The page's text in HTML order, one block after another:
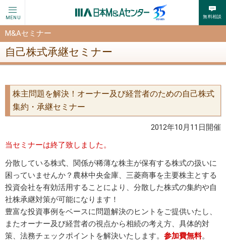
MENU 無料相談
M&Aセミナー
自己株式承継セミナー
株主問題を解決！オーナー及び経営者のための自己株式
集約・承継セミナー
2012年10月11日開催
当セミナーは終了致しました。
分散している株式、関係が稀薄な株主が保有する株式の扱いに
困っていませんか？農林中央金庫、三菱商事を主要株主とする
投資会社を有効活用することにより、分散した株式の集約や自
社株承継対策が可能になります！
豊富な投資事例をベースに問題解決のヒントをご提供いたし、
またオーナー及び経営者の視点から相続の考え方、具体的対
策、法務チェックポイントを解決いたします。 参加費無料。